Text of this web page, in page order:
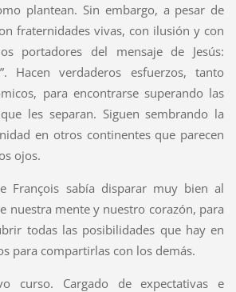
plantean. Sin embargo, a pesar de
fraternidades vivas, con ilusión y con
portadores del mensaje de Jesús:
Hacen verdaderos esfuerzos, tanto
para encontrarse superando las
les separan. Siguen sembrando la
en otros continentes que parecen
ojos.
François sabía disparar muy bien al
nuestra mente y nuestro corazón, para
todas las posibilidades que hay en
para compartirlas con los demás.
curso. Cargado de expectativas e